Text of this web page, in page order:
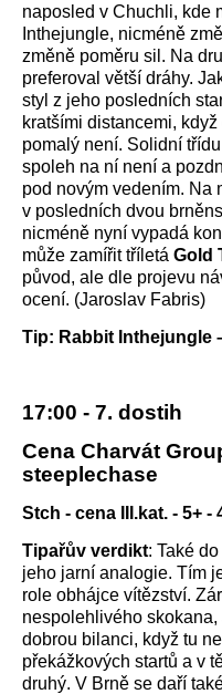
naposled v Chuchli, kde
Inthejungle, nicméně
změně poměru sil. Na
preferoval větší dráhy.
styl z jeho posledních
kratšími distancemi,
pomalý není. Solidní
spoleh na ní není a
pod novým vedením. Na
v posledních dvou
nicméně nyní vypadá
může zamířit tříletá Gold
původ, ale dle projevu
ocení. (Jaroslav Fabris)
Tip: Rabbit Inthejungle
17:00 - 7. dostih
Cena Charvát
steeplechase
Stch - cena III.kat. - 5+ -
Tipařův verdikt: Také
jeho jarní analogie. Tím
role obhájce vítězství.
nespolehlivého
dobrou bilanci, když tu
překážkových startů a v
druhý. V Brně se daří